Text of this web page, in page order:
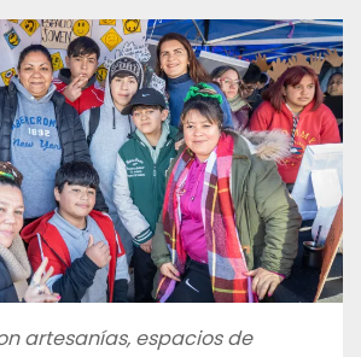
artesanías, espacios de